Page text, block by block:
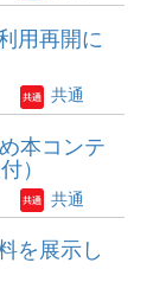
用再開に
共通
本コンテ
）
共通
を展示し